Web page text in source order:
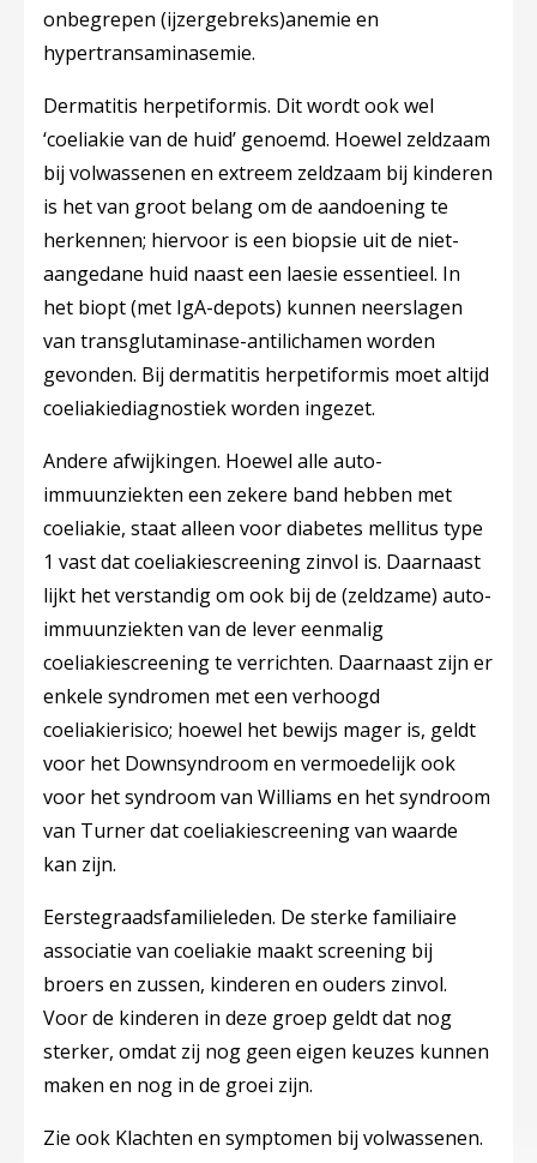
onbegrepen (ijzergebreks)anemie en
hypertransaminasemie.
Dermatitis herpetiformis. Dit wordt ook wel
‘coeliakie van de huid’ genoemd. Hoewel zeldzaam
bij volwassenen en extreem zeldzaam bij kinderen
is het van groot belang om de aandoening te
herkennen; hiervoor is een biopsie uit de niet-
aangedane huid naast een laesie essentieel. In
het biopt (met IgA-depots) kunnen neerslagen
van transglutaminase-antilichamen worden
gevonden. Bij dermatitis herpetiformis moet altijd
coeliakiediagnostiek worden ingezet.
Andere afwijkingen. Hoewel alle auto-
immuunziekten een zekere band hebben met
coeliakie, staat alleen voor diabetes mellitus type
1 vast dat coeliakiescreening zinvol is. Daarnaast
lijkt het verstandig om ook bij de (zeldzame) auto-
immuunziekten van de lever eenmalig
coeliakiescreening te verrichten. Daarnaast zijn er
enkele syndromen met een verhoogd
coeliakierisico; hoewel het bewijs mager is, geldt
voor het Downsyndroom en vermoedelijk ook
voor het syndroom van Williams en het syndroom
van Turner dat coeliakiescreening van waarde
kan zijn.
Eerstegraadsfamilieleden. De sterke familiaire
associatie van coeliakie maakt screening bij
broers en zussen, kinderen en ouders zinvol.
Voor de kinderen in deze groep geldt dat nog
sterker, omdat zij nog geen eigen keuzes kunnen
maken en nog in de groei zijn.
Zie ook Klachten en symptomen bij volwassenen.